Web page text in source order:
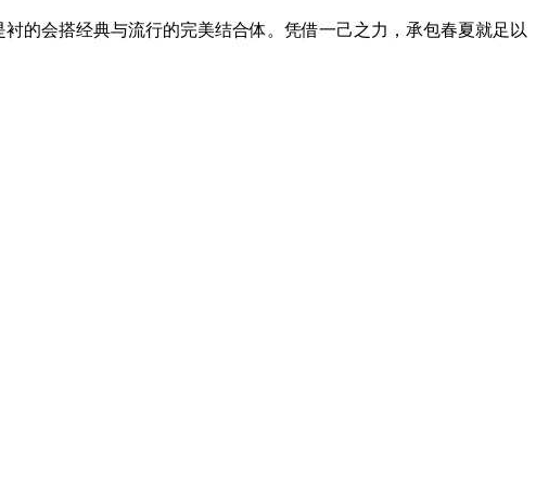
会搭经典与流行的完美结合体。凭借一己之力，承包春夏就足以